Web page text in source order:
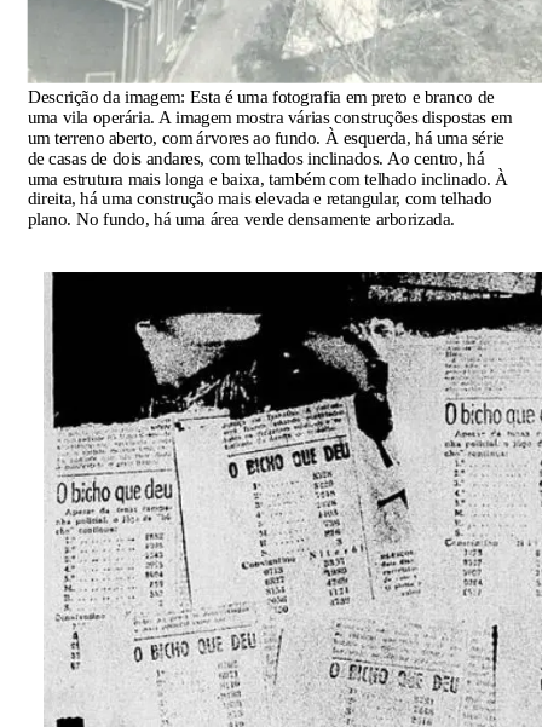
Descrição da imagem: Esta é uma fotografia em preto e branco de
uma vila operária. A imagem mostra várias construções dispostas em
um terreno aberto, com árvores ao fundo. À esquerda, há uma série
de casas de dois andares, com telhados inclinados. Ao centro, há
uma estrutura mais longa e baixa, também com telhado inclinado. À
direita, há uma construção mais elevada e retangular, com telhado
plano. No fundo, há uma área verde densamente arborizada.